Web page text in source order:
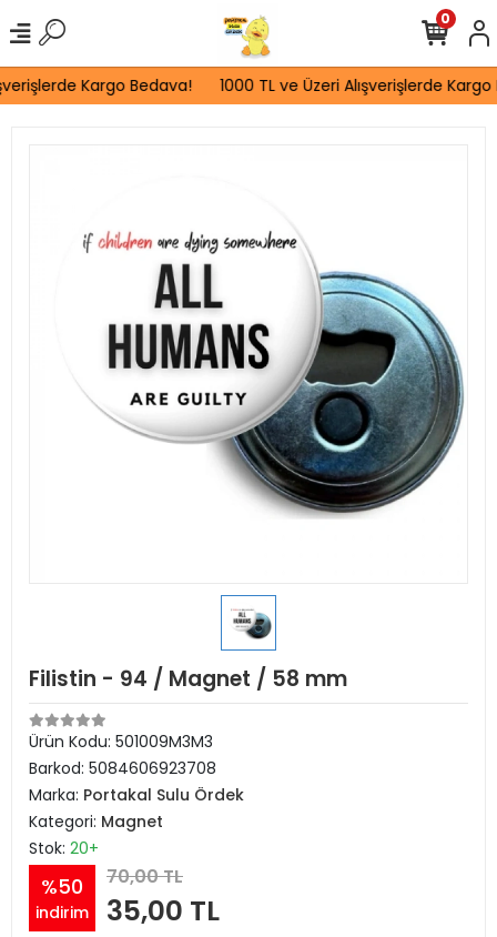
Kargo Bedava! 1000 TL ve Üzeri Alışverişlerde Kargo
0
Filistin - 94 / Magnet / 58 mm
Ürün Kodu: 501009M3M3
Barkod: 5084606923708
Marka: Portakal Sulu Ördek
Kategori: Magnet
Stok: 20+
%50
indirim
70,00 TL
35,00 TL